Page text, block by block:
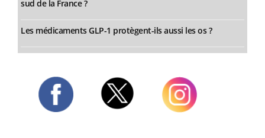
sud de la France ?
Les médicaments GLP-1 protègent-ils aussi les os ?